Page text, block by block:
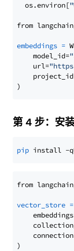
  os.environ[
from
embeddings =
    model_id=
    url=
第 4 步：安
pip
from
vector_store =